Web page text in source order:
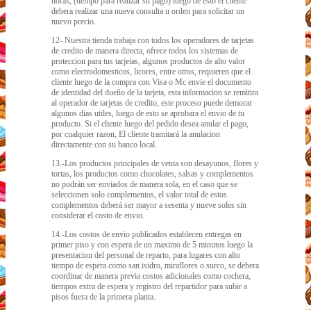
debera realizar una nueva consulta u orden para solicitar un
nuevo precio.
12- Nuestra tienda trabaja con todos los operadores de tarjetas
de credito de manera directa, ofrece todos los sistemas de
proteccion para tus tarjetas, algunos productos de alto valor
como electrodomesticos, licores, entre otros, requieren que el
cliente luego de la compra con Visa o Mc envie el documento
de identidad del dueño de la tarjeta, esta informacion se remitira
al operador de tarjetas de credito, este proceso puede demorar
algunos dias utiles, luego de esto se aprobara el envio de tu
producto. Si el cliente luego del pedido desea anular el pago,
por cualquier razon, El cliente tramitará la anulacion
directamente con su banco local.
13.-Los productos principales de venta son desayunos, flores y
tortas, los productos como chocolates, salsas y complementos
no podrán ser enviados de manera sola, en el caso que se
seleccionen solo complementos, el valor total de estos
complementos deberá ser mayor a sesenta y nueve soles sin
considerar el costo de envio.
14.-Los costos de envio publicados establecen entregas en
primer piso y con espera de un maximo de 5 minutos luego la
presentacion del personal de reparto, para lugares con alto
tiempo de espera como san isidro, miraflores o surco, se debera
coordinar de manera previa costos adicionales como cochera,
tiempos extra de espera y registro del repartidor para subir a
pisos fuera de la primera planta.